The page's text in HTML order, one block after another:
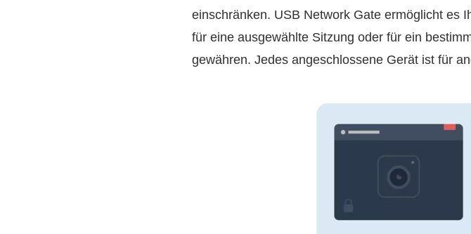
einschränken. USB Network Gate ermöglicht es
für eine ausgewählte Sitzung oder für ein
gewähren. Jedes angeschlossene Gerät ist für